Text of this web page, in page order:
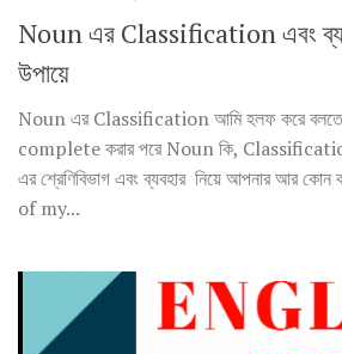
Noun এর Classification এবং
উপায়ে
Noun এর Classification আমি হলফ করে বলতে
complete করার পরে Noun কি,
এর শ্রেণিবিভাগ এবং ব্যবহার নিয়ে আপনার আর
of my...